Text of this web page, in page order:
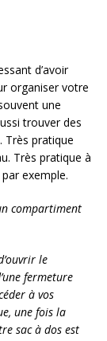
d’avoir
organiser votre
une
trouver des
Très pratique
Très pratique à
exemple.
compartiment
le
fermeture
à vos
une fois la
sac à dos est